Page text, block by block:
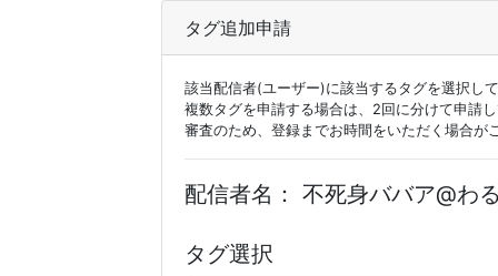
タグ追加申請
該当配信者(ユーザー)に該当するタグを選択し
複数タグを申請する場合は、2回に分けて申請
審査のため、登録までお時間をいただく場合が
配信者名： 不死身ババア@わ
タグ選択